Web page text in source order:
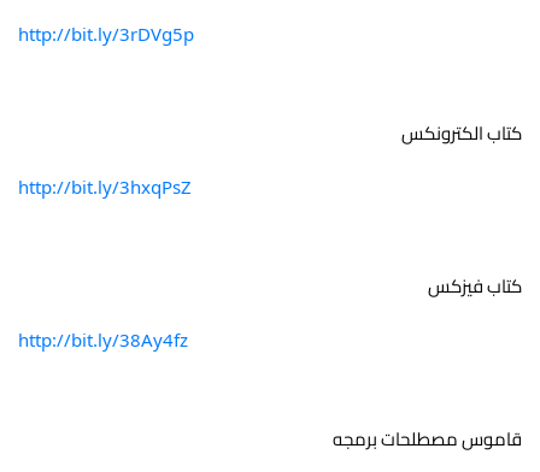
http://bit.ly/3rDVg5p
كتاب الكترونكس
http://bit.ly/3hxqPsZ
كتاب فيزكس
http://bit.ly/38Ay4fz
قاموس مصطلحات برمجه